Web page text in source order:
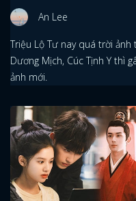
An Lee
Triệu Lộ Tư nay quá trời
Dương Mịch, Cúc Tịnh Y thì
ảnh mới.